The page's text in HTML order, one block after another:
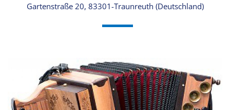
Gartenstraße 20, 83301-Traunreuth (Deutschland)